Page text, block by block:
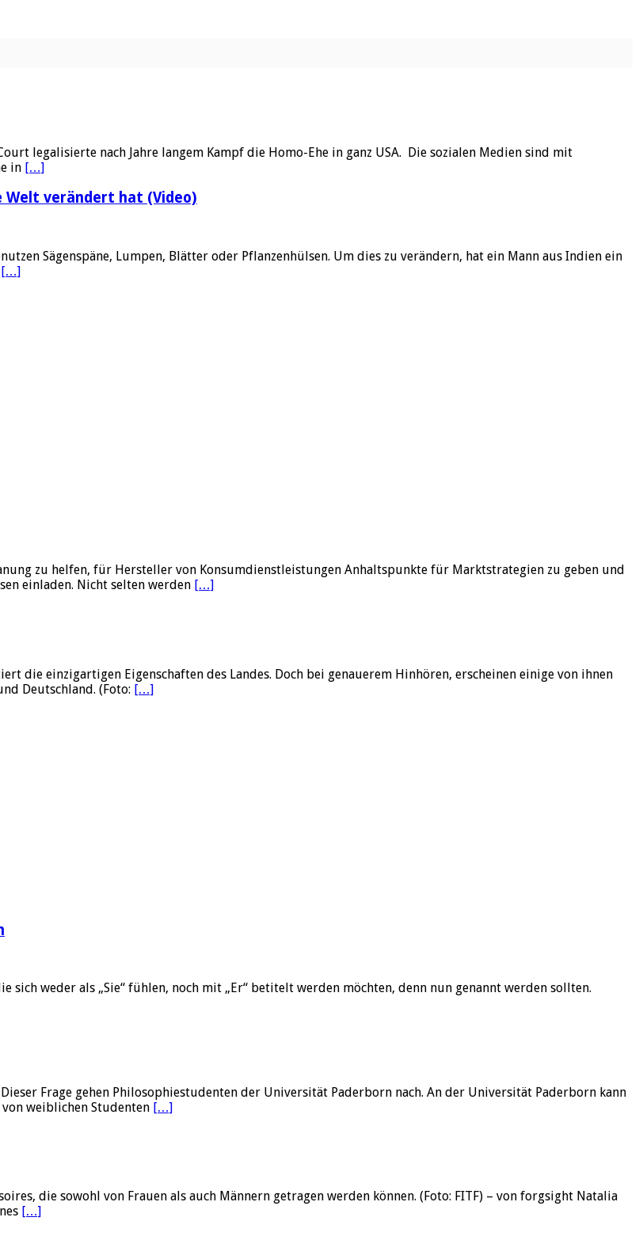
legalisierte nach Jahre langem Kampf die Homo-Ehe in ganz USA. Die sozialen Medien sind mit
in […]
Welt verändert hat (Video)
Sägenspäne, Lumpen, Blätter oder Pflanzenhülsen. Um dies zu verändern, hat ein Mann aus Indien ein
[…]
zu helfen, für Hersteller von Konsumdienstleistungen Anhaltspunkte für Marktstrategien zu geben und
einladen. Nicht selten werden […]
die einzigartigen Eigenschaften des Landes. Doch bei genauerem Hinhören, erscheinen einige von ihnen
Deutschland. (Foto: […]
weder als „Sie“ fühlen, noch mit „Er“ betitelt werden möchten, denn nun genannt werden sollten.
Frage gehen Philosophiestudenten der Universität Paderborn nach. An der Universität Paderborn kann
weiblichen Studenten […]
die sowohl von Frauen als auch Männern getragen werden können. (Foto: FITF) – von forgsight Natalia
[…]